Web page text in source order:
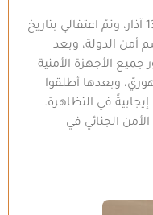
بدأتْ المظاهرات في مدينتي بتاريخ 13 آذار، وتمّ اعتقالي بتاريخ
أمن الدولة، وبعد
الأجهزة الأمنية
وبعدها أطلقوا
في التظاهرة.
الأمن الجنائي في